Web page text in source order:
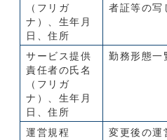
（フリガ
ナ）、生年月
日、住所
者証等の写
サービス提供
責任者の氏名
（フリガ
ナ）、生年月
日、住所
勤務形態一
運営規程
変更後の運